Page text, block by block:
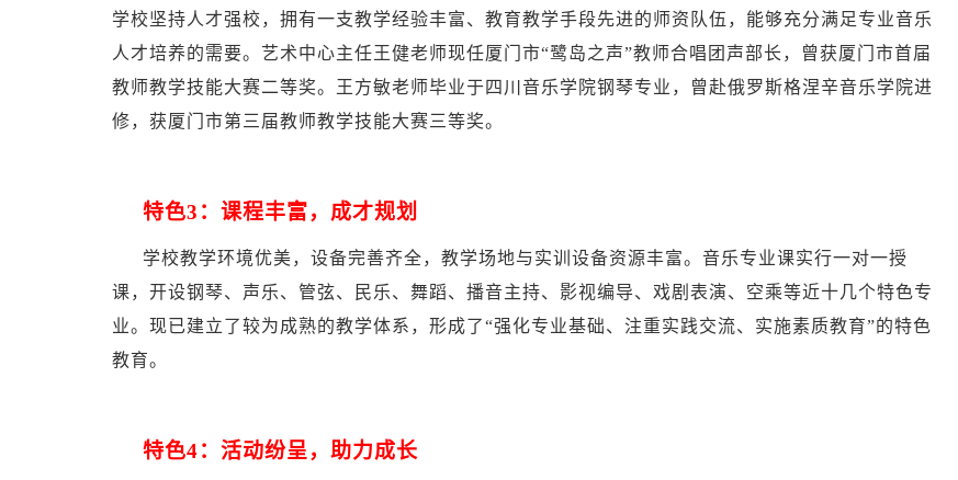
学校坚持人才强校，拥有一支教学经验丰富、教育教学手段先进的师资队伍，能够充分满足专业音乐
人才培养的需要。艺术中心主任王健老师现任厦门市“鹭岛之声”教师合唱团声部长，曾获厦门市首届
教师教学技能大赛二等奖。王方敏老师毕业于四川音乐学院钢琴专业，曾赴俄罗斯格涅辛音乐学院进
修，获厦门市第三届教师教学技能大赛三等奖。
特色3： 课程丰富，成才规划
学校教学环境优美，设备完善齐全，教学场地与实训设备资源丰富。音乐专业课实行一对一授
课，开设钢琴、声乐、管弦、民乐、舞蹈、播音主持、影视编导、戏剧表演、空乘等近十几个特色专
业。现已建立了较为成熟的教学体系，形成了“强化专业基础、注重实践交流、实施素质教育”的特色
教育。
特色4： 活动纷呈，助力成长